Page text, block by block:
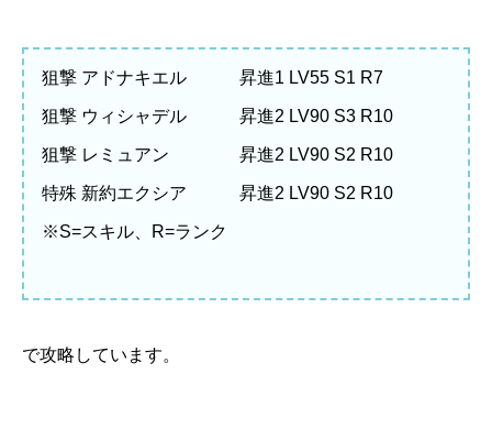
狙撃 アドナキエル 昇進1 LV55 S1 R7
狙撃 ウィシャデル 昇進2 LV90 S3 R10
狙撃 レミュアン 昇進2 LV90 S2 R10
特殊 新約エクシア 昇進2 LV90 S2 R10
※S=スキル、R=ランク
で攻略しています。